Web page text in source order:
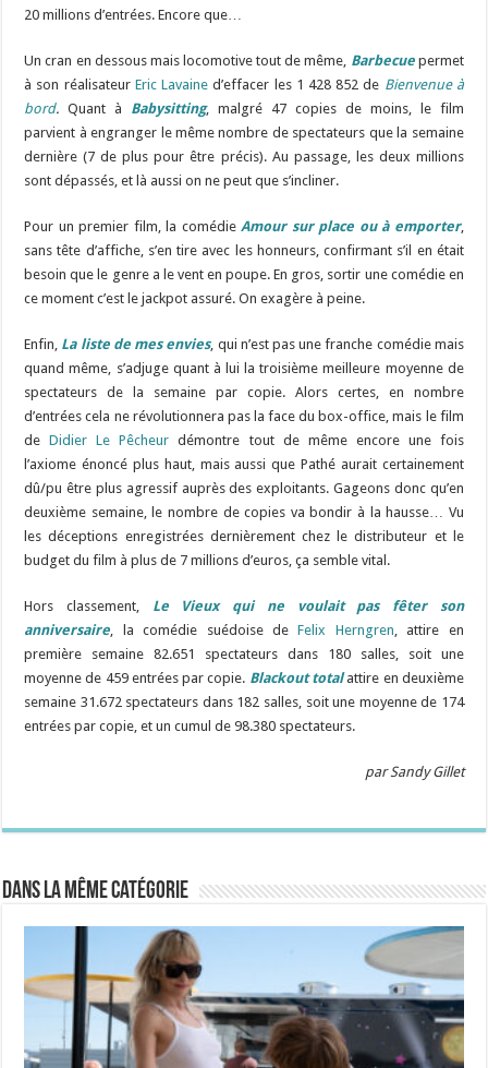
20 millions d’entrées. Encore que…
Un cran en dessous mais locomotive tout de même, Barbecuepermet
à son réalisateur Eric Lavaine d’effacer les 1 428 852 de Bienvenue à
bord. Quant à Babysitting, malgré 47 copies de moins, le film
parvient à engranger le même nombre de spectateurs que la semaine
dernière (7 de plus pour être précis). Au passage, les deux millions
sont dépassés, et là aussi on ne peut que s’incliner.
Pour un premier film, la comédieAmour sur place ou à emporter,
sans tête d’affiche, s’en tire avec les honneurs, confirmant s’il en était
besoin que le genre a le vent en poupe. En gros, sortir une comédie en
ce moment c’est le jackpot assuré. On exagère à peine.
Enfin, La liste de mes envies, qui n’est pas une franche comédie mais
quand même, s’adjuge quant à lui la troisième meilleure moyenne de
spectateurs de la semaine par copie. Alors certes, en nombre
d’entrées cela ne révolutionnera pas la face du box-office, mais le film
deDidier Le Pêcheur démontre tout de même encore une fois
l’axiome énoncé plus haut, mais aussi que Pathé aurait certainement
dû/pu être plus agressif auprès des exploitants. Gageons donc qu’en
deuxième semaine, le nombre de copies va bondir à la hausse… Vu
les déceptions enregistrées dernièrement chez le distributeur et le
budget du film à plus de 7 millions d’euros, ça semble vital.
Hors classement, Le Vieux qui ne voulait pas fêter son
anniversaire , la comédie suédoise deFelix Herngren , attire en
première semaine 82.651 spectateurs dans 180 salles, soit une
moyenne de 459 entrées par copie. Blackout totalattire en deuxième
semaine 31.672 spectateurs dans 182 salles, soit une moyenne de 174
entrées par copie, et un cumul de 98.380 spectateurs.
par Sandy Gillet
Dans la même catégorie